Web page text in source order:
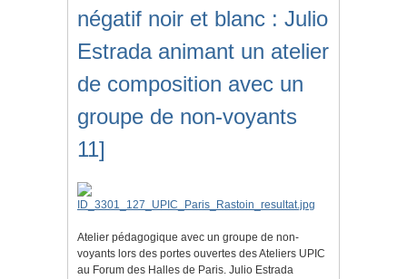
négatif noir et blanc : Julio
Estrada animant un atelier
de composition avec un
groupe de non-voyants
11]
Atelier pédagogique avec un groupe de non-
voyants lors des portes ouvertes des Ateliers UPIC
au Forum des Halles de Paris. Julio Estrada